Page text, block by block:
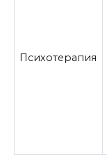
Психотерапия